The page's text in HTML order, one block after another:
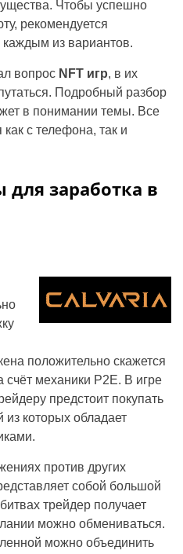
Чтобы успешно
рекомендуется
каждым из вариантов.
вопрос NFT игр, в их
Подробный разбор
в понимании темы. Все
с телефона, так и
заработка в
положительно скажется
механики P2E. В игре
предстоит покупать
которых обладает
против других
собой большой
трейдер получает
можно обмениваться.
можно объединить